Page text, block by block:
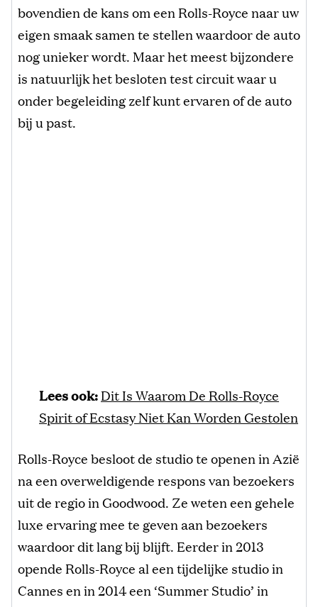
bovendien de kans om een Rolls-Royce naar uw
eigen smaak samen te stellen waardoor de auto
nog unieker wordt. Maar het meest bijzondere
is natuurlijk het besloten test circuit waar u
onder begeleiding zelf kunt ervaren of de auto
bij u past.
Lees ook:Dit Is Waarom De Rolls-Royce
Spirit of Ecstasy Niet Kan Worden Gestolen
Rolls-Royce besloot de studio te openen in Azië
na een overweldigende respons van bezoekers
uit de regio in Goodwood. Ze weten een gehele
luxe ervaring mee te geven aan bezoekers
waardoor dit lang bij blijft. Eerder in 2013
opende Rolls-Royce al een tijdelijke studio in
Cannes en in 2014 een ‘Summer Studio’ in